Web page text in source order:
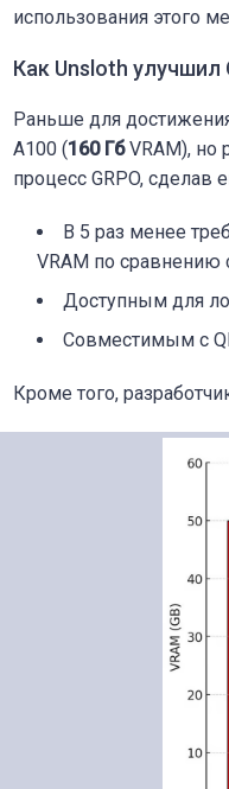
использования этого
Как Unsloth улучшил
Раньше для
A100 (160 ГбVRAM), но
процесс GRPO, сделав
В 5 раз менее
VRAM по сравнению
Доступным для
Совместимым с
Кроме того,